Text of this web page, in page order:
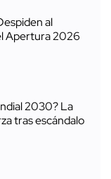
al
Apertura 2026
2030? La
tras escándalo